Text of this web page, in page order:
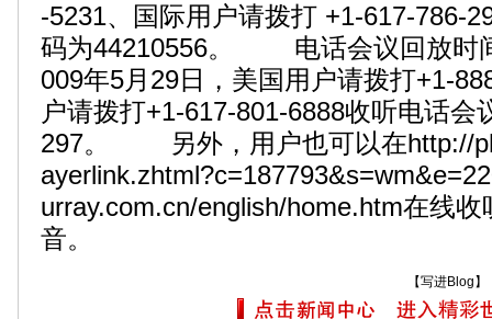
-5231、国际用户请拨打 +1-617-786-
码为44210556。 电话会议回放时
009年5月29日，美国用户请拨打+1-
户请拨打+1-617-801-6888收听电话会
297。 另外，用户也可以在http://
urray.com.cn/english/home.htm在线
音。
【写进Blog 】